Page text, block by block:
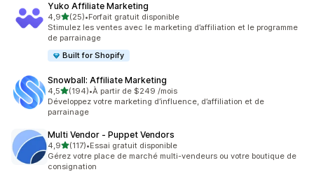
Yuko Affiliate Marketing
4,9étoile(s) sur 5
(25)
25 avis au total
•Forfait gratuit disponible
Stimulez les ventes avec le marketing d’affiliation et le programme
de parrainage
Built for Shopify
Snowball: Affiliate Marketing
4,5étoile(s) sur 5
(194)
194 avis au total
•À partir de $249 /mois
Développez votre marketing d’influence, d’affiliation et de
parrainage
Multi Vendor ‑ Puppet Vendors
4,9étoile(s) sur 5
(117)
117 avis au total
•Essai gratuit disponible
Gérez votre place de marché multi-vendeurs ou votre boutique de
consignation